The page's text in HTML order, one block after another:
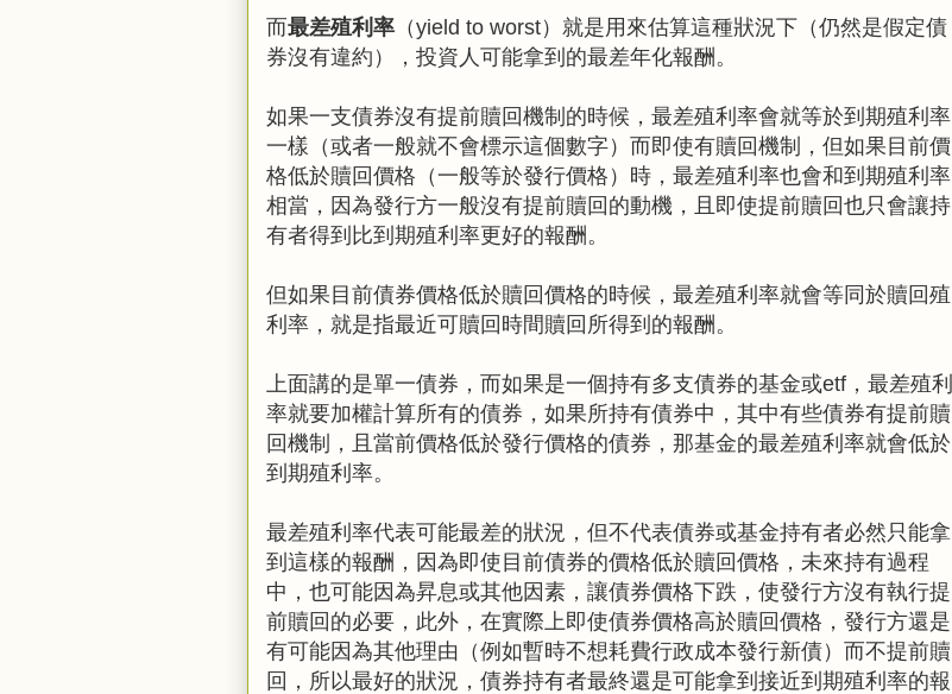
而最差殖利率 （yield to worst）就是用來估算這種狀況下（仍然是假定債
券沒有違約），投資人可能拿到的最差年化報酬。
如果一支債券沒有提前贖回機制的時候，最差殖利率會就等於到期殖利率
一樣（或者一般就不會標示這個數字）而即使有贖回機制，但如果目前價
格低於贖回價格（一般等於發行價格）時，最差殖利率也會和到期殖利率
相當，因為發行方一般沒有提前贖回的動機，且即使提前贖回也只會讓持
有者得到比到期殖利率更好的報酬。
但如果目前債券價格低於贖回價格的時候，最差殖利率就會等同於贖回殖
利率，就是指最近可贖回時間贖回所得到的報酬。
上面講的是單一債券，而如果是一個持有多支債券的基金或etf，最差殖利
率就要加權計算所有的債券，如果所持有債券中，其中有些債券有提前贖
回機制，且當前價格低於發行價格的債券，那基金的最差殖利率就會低於
到期殖利率。
最差殖利率代表可能最差的狀況，但不代表債券或基金持有者必然只能拿
到這樣的報酬，因為即使目前債券的價格低於贖回價格，未來持有過程
中，也可能因為昇息或其他因素，讓債券價格下跌，使發行方沒有執行提
前贖回的必要，此外，在實際上即使債券價格高於贖回價格，發行方還是
有可能因為其他理由（例如暫時不想耗費行政成本發行新債）而不提前贖
回，所以最好的狀況，債券持有者最終還是可能拿到接近到期殖利率的報